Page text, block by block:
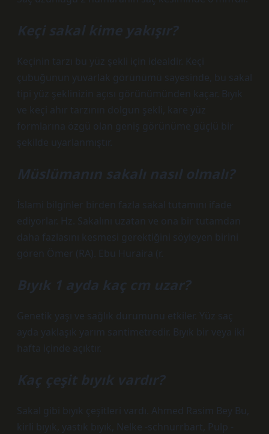
Keçi sakal kime yakışır?
Keçinin tarzı bu yüz şekli için idealdir. Keçi
çubuğunun yuvarlak görünümü sayesinde, bu sakal
tipi yüz şeklinizin açısı görünümünden kaçar. Bıyık
ve keçi ahır tarzının dolgun şekli, kare yüz
formlarına özgü olan geniş görünüme güçlü bir
şekilde uyarlanmıştır.
Müslümanın sakalı nasıl olmalı?
İslami bilginler birden fazla sakal tutamını ifade
ediyorlar. Hz. Sakalını uzatan ve ona bir tutamdan
daha fazlasını kesmesi gerektiğini söyleyen birini
gören Ömer (RA). Ebu Huraira (r.
Bıyık 1 ayda kaç cm uzar?
Genetik yaşı ve sağlık durumunu etkiler. Yüz saç
ayda yaklaşık yarım santimetredir. Bıyık bir veya iki
hafta içinde açıktır.
Kaç çeşit bıyık vardır?
Sakal gibi bıyık çeşitleri vardı. Ahmed Rasim Bey Bu,
kirli bıyık, yastık bıyık, Nelke -schnurrbart, Pulp -